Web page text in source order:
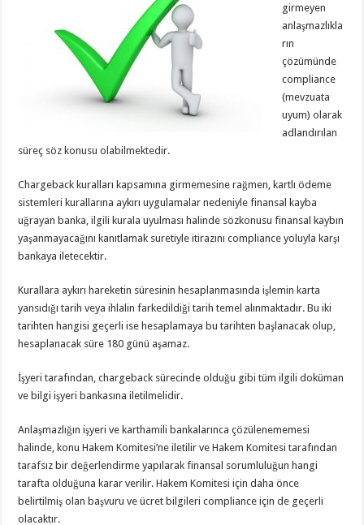
girmeyen
anlaşmazlıkla
rın
çözümünde
compliance
(mevzuata
uyum) olarak
adlandırılan
süreç söz konusu olabilmektedir.
Chargeback kuralları kapsamına girmemesine rağmen, kartlı ödeme
sistemleri kurallarına aykırı uygulamalar nedeniyle finansal kayba
uğrayan banka, ilgili kurala uyulması halinde sözkonusu finansal kaybın
yaşanmayacağını kanıtlamak suretiyle itirazını compliance yoluyla karşı
bankaya iletecektir.
Kurallara aykırı hareketin süresinin hesaplanmasında işlemin karta
yansıdığı tarih veya ihlalin farkedildiği tarih temel alınmaktadır. Bu iki
tarihten hangisi geçerli ise hesaplamaya bu tarihten başlanacak olup,
hesaplanacak süre 180 günü aşamaz.
İşyeri tarafından, chargeback sürecinde olduğu gibi tüm ilgili doküman
ve bilgi işyeri bankasına iletilmelidir.
Anlaşmazlığın işyeri ve karthamili bankalarınca çözülenememesi
halinde, konu Hakem Komitesi’ne iletilir ve Hakem Komitesi tarafından
tarafsız bir değerlendirme yapılarak finansal sorumluluğun hangi
tarafta olduğuna karar verilir. Hakem Komitesi için daha önce
belirtilmiş olan başvuru ve ücret bilgileri compliance için de geçerli
olacaktır.